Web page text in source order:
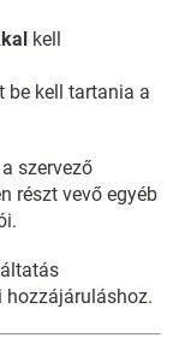
kell
be kell tartania a
szervező
részt vevő egyéb
hozzájáruláshoz.